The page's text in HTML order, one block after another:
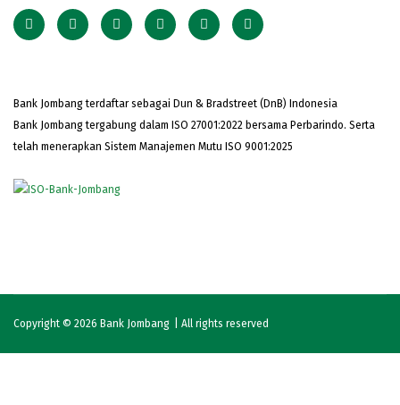
Bank Jombang terdaftar sebagai Dun & Bradstreet (DnB) Indonesia
Bank Jombang tergabung dalam ISO 27001:2022 bersama Perbarindo. Serta
telah menerapkan Sistem Manajemen Mutu ISO 9001:2025
Copyright © 2026 Bank Jombang | All rights reserved